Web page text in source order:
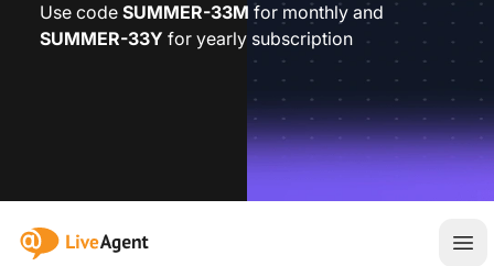
Use code SUMMER-33M for monthly and
SUMMER-33Y for yearly subscription
:site.title